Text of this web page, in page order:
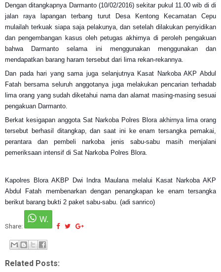
Dengan ditangkapnya Darmanto (10/02/2016) sekitar pukul 11.00 wib di di
jalan raya lapangan terbang turut Desa Kentong Kecamatan Cepu
mulailah terkuak siapa saja pelakunya, dan setelah dilakukan penyidikan
dan pengembangan kasus oleh petugas akhirnya di peroleh pengakuan
bahwa Darmanto selama ini menggunakan menggunakan dan
mendapatkan barang haram tersebut dari lima rekan-rekannya.
Dan pada hari yang sama juga selanjutnya Kasat Narkoba AKP Abdul
Fatah bersama seluruh anggotanya juga melakukan pencarian terhadab
lima orang yang sudah diketahui nama dan alamat masing-masing sesuai
pengakuan Darmanto.
Berkat kesigapan anggota Sat Narkoba Polres Blora akhirnya lima orang
tersebut berhasil ditangkap, dan saat ini ke enam tersangka pemakai,
perantara dan pembeli narkoba jenis sabu-sabu masih menjalani
pemeriksaan intensif di Sat Narkoba Polres Blora.
Kapolres Blora AKBP Dwi Indra Maulana melalui Kasat Narkoba AKP
Abdul Fatah membenarkan dengan penangkapan ke enam tersangka
berikut barang bukti 2 paket sabu-sabu. (adi sanrico)
Share:
Related Posts: